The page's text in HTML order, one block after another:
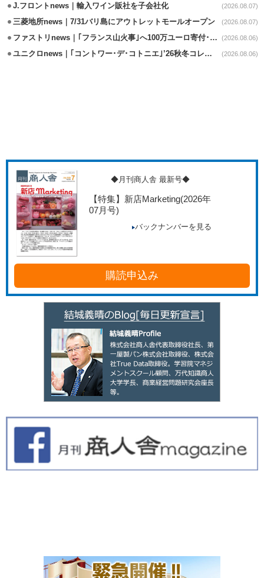
J.フロントnews｜輸入ワイン販社を子会社化 (2026.08.07)
三菱地所news｜7/31バリ島にアウトレットモールオープン (2026.08.07)
ファストリnews｜｢フランス山火事｣へ100万ユーロ寄付･衣料5万点も提供 (2026.08.06)
ユニクロnews｜｢コントワー･デ･コトニエ｣’26秋冬コレクション8/28発売 (2026.08.06)
◆月刊商人舎 最新号◆
【特集】新店Marketing(2026年
07月号)
バックナンバーを見る
購読申込み